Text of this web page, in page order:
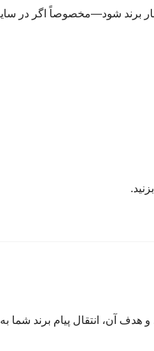
برند شود—مخصوصاً اگر در
آن، انتقال پیام برند شما